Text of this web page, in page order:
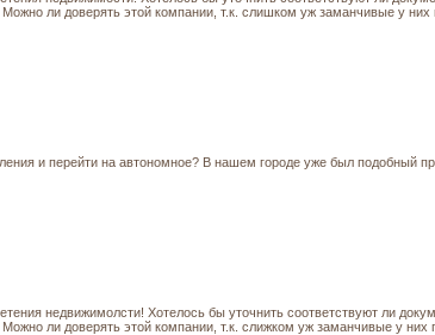
ли доверять этой компании, т.к. слишком уж заманчивые у
и перейти на автономное? В нашем городе уже был подобный
недвижимолсти! Хотелось бы уточнить соответствуют ли
ли доверять этой компании, т.к. слижком уж заманчивые у